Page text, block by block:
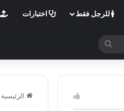
للرجل فقط اختبارات
عن
الرئيسية